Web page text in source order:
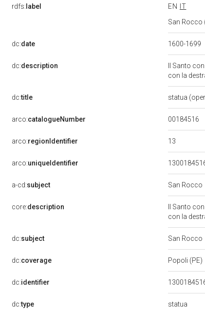
rdfs: label EN
IT
San Rocco
dc:date 1600-1699
dc:description
Il Santo
con la
dc:title statua
arco:catalogueNumber 00184516
arco:regionIdentifier 13
arco:uniqueIdentifier
a-cd:subject San Rocco
core:description
Il Santo
con la
dc:subject San Rocco
dc:coverage Popoli (PE)
dc:identifier
dc:type statua